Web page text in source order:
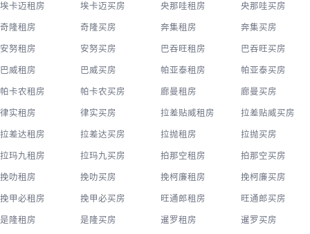
埃卡迈租房 埃卡迈买房 央那哇租房 央那哇买房
奇隆租房 奇隆买房 奔集租房 奔集买房
安努租房 安努买房 巴吞旺租房 巴吞旺买房
巴威租房 巴威买房 帕亚泰租房 帕亚泰买房
帕卡农租房 帕卡农买房 廊曼租房 廊曼买房
律实租房 律实买房 拉差贴威租房 拉差贴威买房
拉差达租房 拉差达买房 拉抛租房 拉抛买房
拉玛九租房 拉玛九买房 拍那空租房 拍那空买房
挽叻租房 挽叻买房 挽柯廉租房 挽柯廉买房
挽甲必租房 挽甲必买房 旺通郎租房 旺通郎买房
是隆租房 是隆买房 暹罗租房 暹罗买房